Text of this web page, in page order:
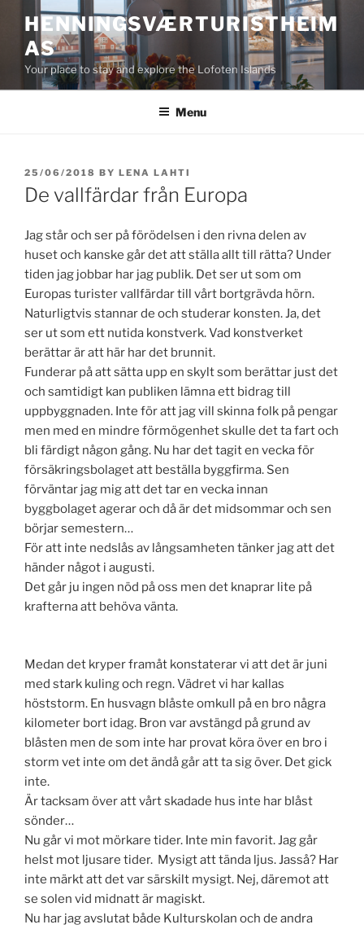
content
HENNINGSVÆRTURISTHEIM
AS
Your place to stay and explore the Lofoten Islands
Menu
POSTED
ON
25/06/2018 BY LENA LAHTI
De vallfärdar från Europa
Jag står och ser på förödelsen i den rivna delen av
huset och kanske går det att ställa allt till rätta? Under
tiden jag jobbar har jag publik. Det ser ut som om
Europas turister vallfärdar till vårt bortgrävda hörn.
Naturligtvis stannar de och studerar konsten. Ja, det
ser ut som ett nutida konstverk. Vad konstverket
berättar är att här har det brunnit.
Funderar på att sätta upp en skylt som berättar just det
och samtidigt kan publiken lämna ett bidrag till
uppbyggnaden. Inte för att jag vill skinna folk på pengar
men med en mindre förmögenhet skulle det ta fart och
bli färdigt någon gång. Nu har det tagit en vecka för
försäkringsbolaget att beställa byggfirma. Sen
förväntar jag mig att det tar en vecka innan
byggbolaget agerar och då är det midsommar och sen
börjar semestern…
För att inte nedslås av långsamheten tänker jag att det
händer något i augusti.
Det går ju ingen nöd på oss men det knaprar lite på
krafterna att behöva vänta.
Medan det kryper framåt konstaterar vi att det är juni
med stark kuling och regn. Vädret vi har kallas
höststorm. En husvagn blåste omkull på en bro några
kilometer bort idag. Bron var avstängd på grund av
blåsten men de som inte har provat köra över en bro i
storm vet inte om det ändå går att ta sig över. Det gick
inte.
Är tacksam över att vårt skadade hus inte har blåst
sönder…
Nu går vi mot mörkare tider. Inte min favorit. Jag går
helst mot ljusare tider. Mysigt att tända ljus. Jasså? Har
inte märkt att det var särskilt mysigt. Nej, däremot att
se solen vid midnatt är magiskt.
Nu har jag avslutat både Kulturskolan och de andra